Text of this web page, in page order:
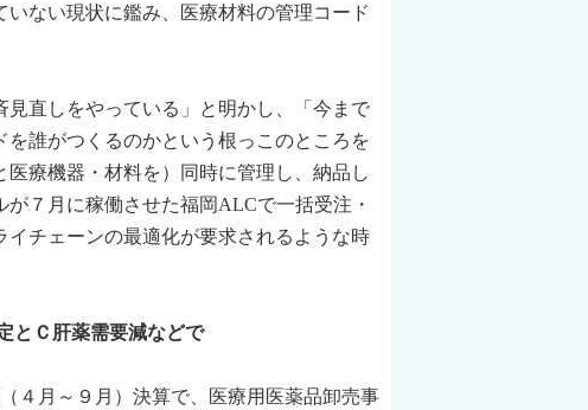
ない現状に鑑み、医療材料の管理コード
直しをやっている」と明かし、「今まで
誰がつくるのかという根っこのところを
療機器・材料を）同時に管理し、納品し
７月に稼働させた福岡ALCで一括受注・
チェーンの最適化が要求されるような時
とＣ肝薬需要減などで
４月～９月）決算で、医療用医薬品卸売事